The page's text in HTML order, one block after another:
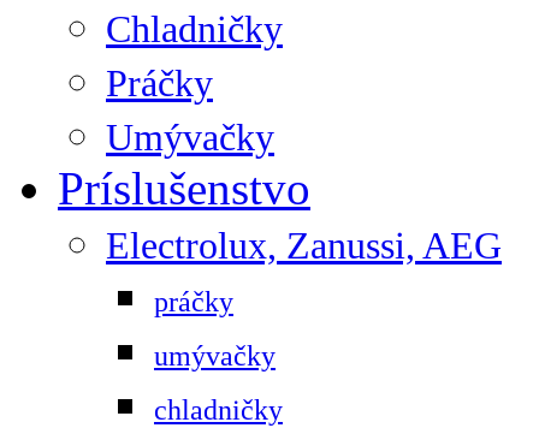
Chladničky
Práčky
Umývačky
Príslušenstvo
Electrolux, Zanussi, AEG
práčky
umývačky
chladničky